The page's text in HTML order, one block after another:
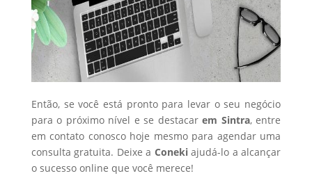
Então, se você está pronto para levar o seu negócio
para o próximo nível e se destacarem Sintra, entre
em contato conosco hoje mesmo para agendar uma
consulta gratuita. Deixe a Conekiajudá-lo a alcançar
o sucesso online que você merece!